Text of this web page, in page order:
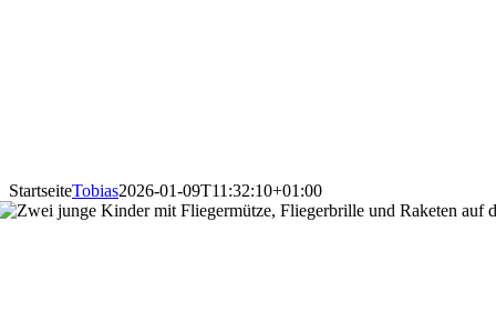
StartseiteTobias2026-01-09T11:32:10+01:00